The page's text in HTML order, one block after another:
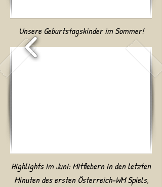
Unsere Geburtstagskinder im Sommer!
Highlights im Juni: Mitfiebern in den letzten
Minuten des ersten Österreich-WM Spiels,